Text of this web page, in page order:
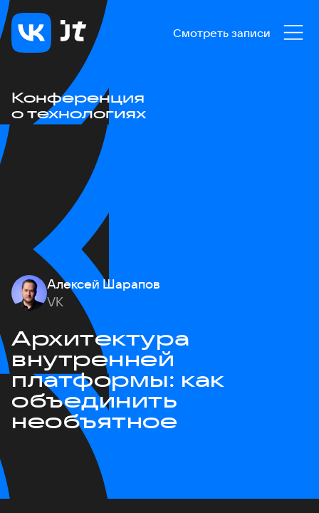
Смотреть записи
Конференция
о технологиях
Алексей Шарапов
VK
Архитектура
внутренней
платформы: как
объединить
необъятное